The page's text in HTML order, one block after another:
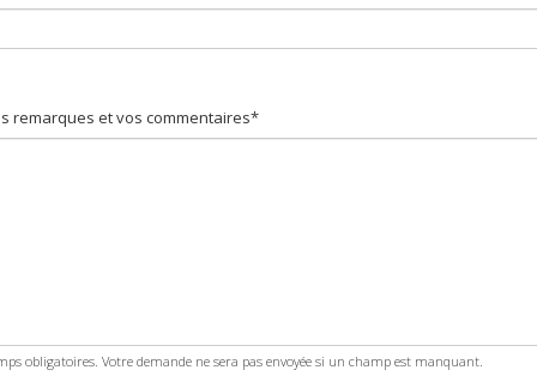
remarques et vos commentaires*
obligatoires. Votre demande ne sera pas envoyée si un champ est manquant.